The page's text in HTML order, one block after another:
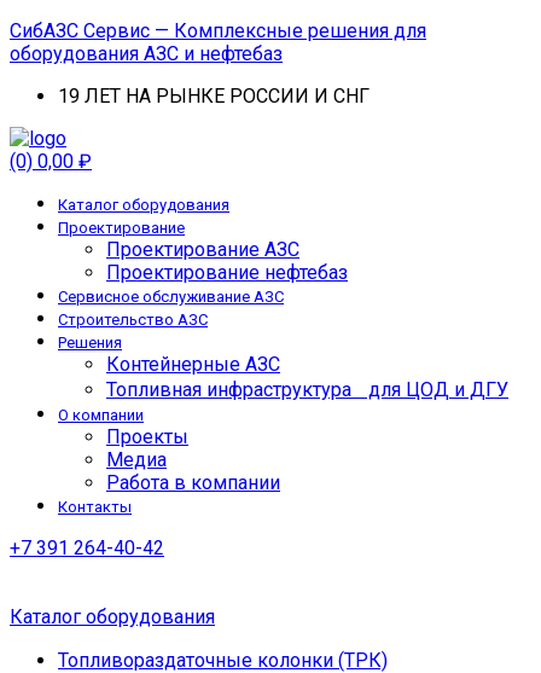
СибАЗС Сервис — Комплексные решения для
оборудования АЗС и нефтебаз
19 ЛЕТ НА РЫНКЕ РОССИИ И СНГ
Menu
(0) 0,00 ₽
Каталог оборудования
Проектирование
Проектирование АЗС
Проектирование нефтебаз
Cервисное обслуживание АЗС
Строительство АЗС
Решения
Контейнерные АЗС
Топливная инфраструктура для ЦОД и ДГУ
О компании
Проекты
Медиа
Работа в компании
Контакты
+7 391 264-40-42
Каталог оборудования
Топливораздаточные колонки (ТРК)